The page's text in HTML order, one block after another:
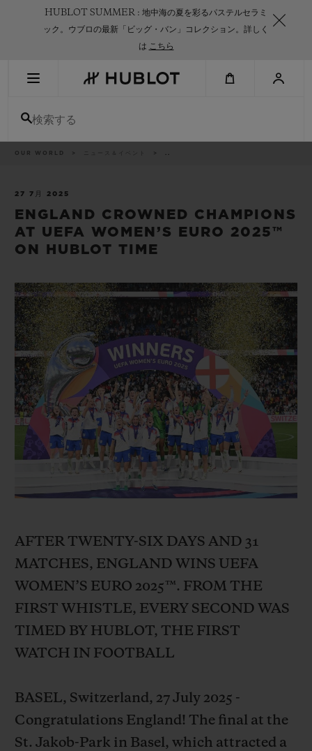
HUBLOT SUMMER : 地中海の夏を彩るパステルセラミ
ック。ウブロの最新「ビッグ・バン」コレクション。詳しく
は こちら
検索する
パ
ト
OUR WORLD ニュース＆イベント ..
27 7月 2025
ENGLAND CROWNED CHAMPIONS
AT UEFA WOMEN’S EURO 2025™
ON HUBLOT TIME
AFTER TWENTY-SIX DAYS AND 31
MATCHES, ENGLAND WINS UEFA
WOMEN’S EURO 2025™. FROM THE
FIRST WHISTLE, EVERY SECOND WAS
TIMED BY HUBLOT, THE FIRST
WATCH IN FOOTBALL
BASEL, Switzerland, 27 July 2025 -
Congratulations England! The final at the
St. Jakob-Park in Basel, which attracted a
最近の検索はありません
新作
ビッグ・バン
サマー マルチカラーセラ
ミック
ビッグ・バン
ピーチセラミック
スピリット オブ ビ
バン
エッセンシャル
オンライン限
特別なサービス
5＋5年保証
ウブロティスタと延長保証
送料＆返品無料
安全な決済
お問い合わせ